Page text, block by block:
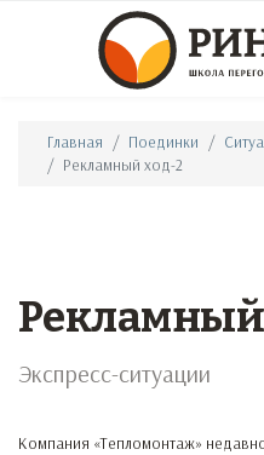
Главная Поединки
Рекламный ход-2
Экспресс-ситуации
Компания «Тепломонтаж»